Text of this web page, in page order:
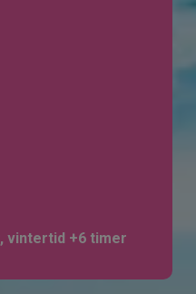
vintertid +6 timer